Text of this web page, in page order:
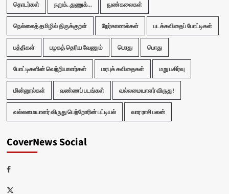
தொடர்கள் நறுக்..துணுக்... நுண்கலைகள்
நெல்லைத் தமிழில் திருக்குறள் நேர்காணல்கள் படக்கவிதைப் போட்டிகள்
பத்திகள் பழகத் தெரிய வேணும் பொது பொது
போட்டிகளின் வெற்றியாளர்கள் மரபுக் கவிதைகள் மறு பகிர்வு
மின்னூல்கள் வண்ணப் படங்கள் வல்லமையாளர் விருது!
வல்லமையாளர் விருது பெற்றோரின் பட்டியல் வார ராசி பலன்
CoverNews Social
Facebook
Twitter